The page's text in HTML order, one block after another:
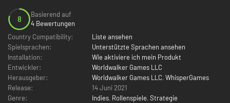
8
Basierend auf
4 Bewertungen
Country Compatibility:
Liste ansehen
Spielsprachen:
Unterstützte Sprachen ansehen
Installation:
Wie aktiviere ich mein Produkt
Entwickler:
Worldwalker Games LLC
Herausgeber:
Worldwalker Games LLC, WhisperGames
Release:
14 Juni 2021
Genre:
Indies, Rollenspiele, Strategie